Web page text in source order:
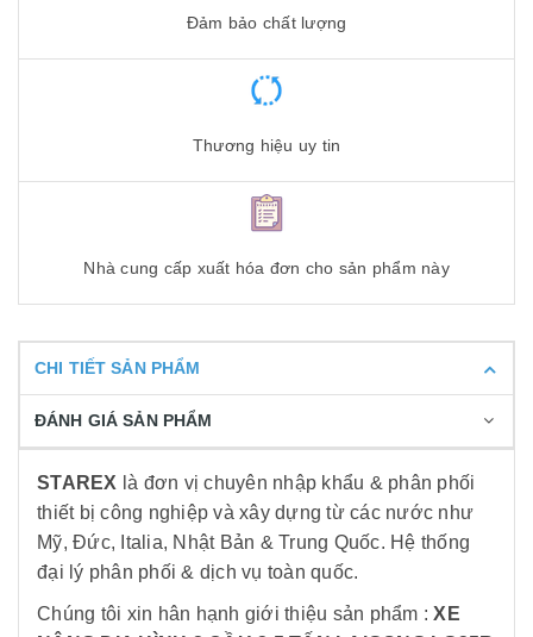
Đảm bảo chất lượng
Thương hiệu uy tin
Nhà cung cấp xuất hóa đơn cho sản phẩm này
CHI TIẾT SẢN PHẨM
ĐÁNH GIÁ SẢN PHẨM
STAREX là đơn vị chuyên nhập khẩu & phân phối
thiết bị công nghiệp và xây dựng từ các nước như
Mỹ, Đức, Italia, Nhật Bản & Trung Quốc. Hệ thống
đại lý phân phối & dịch vụ toàn quốc.
Chúng tôi xin hân hạnh giới thiệu sản phẩm :XE